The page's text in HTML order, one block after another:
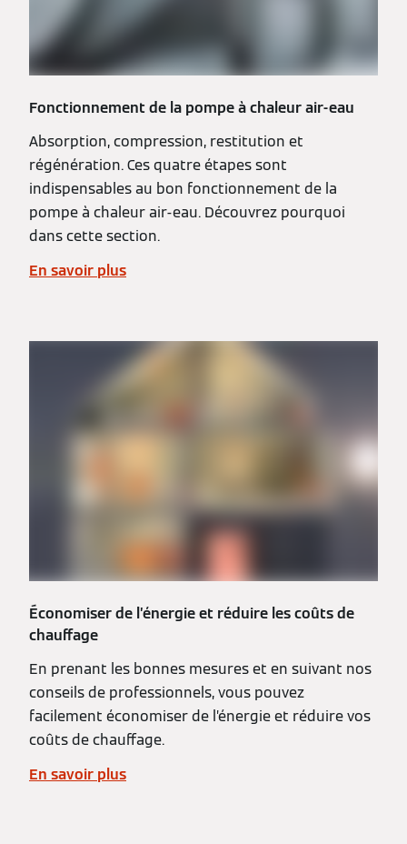
Fonctionnement de la pompe à chaleur air-eau
Absorption, compression, restitution et
régénération. Ces quatre étapes sont
indispensables au bon fonctionnement de la
pompe à chaleur air-eau. Découvrez pourquoi
dans cette section.
En savoir plus
Économiser de l’énergie et réduire les coûts de
chauffage
En prenant les bonnes mesures et en suivant nos
conseils de professionnels, vous pouvez
facilement économiser de l’énergie et réduire vos
coûts de chauffage.
En savoir plus